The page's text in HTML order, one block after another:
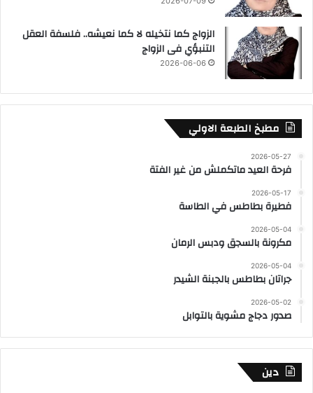
الزواج كما نتخيله لا كما نعيشه.. فلسفة العقل
التنبؤي فى الزواج
2026-06-06
مطبخ الطبعة الاولي
2026-05-27
فرحة العيد ماتكملش من غير الفتة
2026-05-17
فطيرة بطاطس في الطاسة
2026-05-04
مكرونة بالسجق ودبس الرمان
2026-05-04
جراتان بطاطس بالجبنة الشيدر
2026-05-02
صدور دجاج مشوية بالتوابل
دين